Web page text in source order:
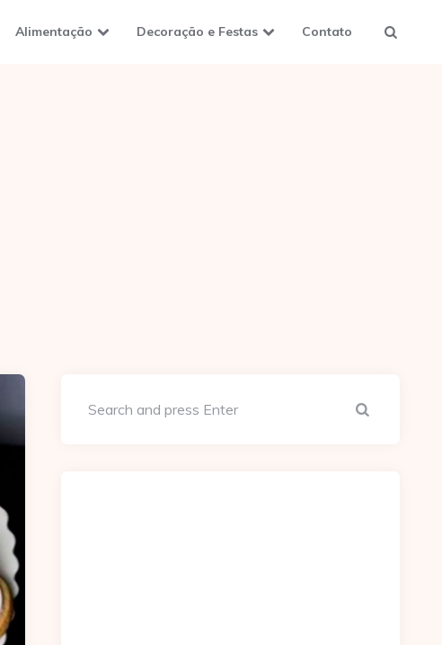
Alimentação Decoração e Festas Contato